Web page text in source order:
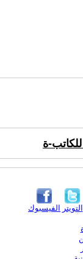
ة
الفيسبوك التويتر